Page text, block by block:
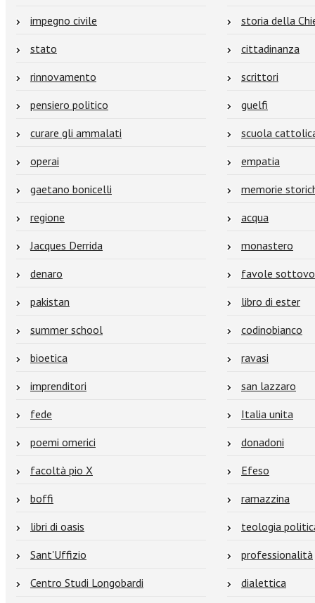
impegno civile
storia della
stato
cittadinanza
rinnovamento
scrittori
pensiero politico
guelfi
curare gli ammalati
scuola
operai
empatia
gaetano bonicelli
memorie
regione
acqua
Jacques Derrida
monastero
denaro
favole
pakistan
libro di ester
summer school
codinobianco
bioetica
ravasi
imprenditori
san lazzaro
fede
Italia unita
poemi omerici
donadoni
facoltà pio X
Efeso
boffi
ramazzina
libri di oasis
teologia
Sant'Uffizio
professionalità
Centro Studi Longobardi
dialettica